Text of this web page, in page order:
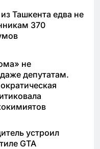
Ташкента едва не
370
не
депутатам.
устроил
GTA